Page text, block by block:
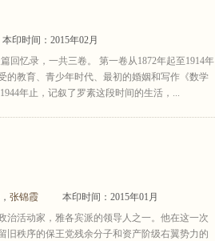
本印时间：2015年02月
回忆录，一共三卷。 第一卷从1872年起至1914年
的教育、青少年时代、最初的婚姻和写作《数学
年止，记叙了罗素这段时间的生活，...
， 张锦霞
本印时间：2015年01月
治活动家，雅各宾派的领导人之一。他在这一次
旧秩序的保王党残余分子和资产阶级右翼势力的